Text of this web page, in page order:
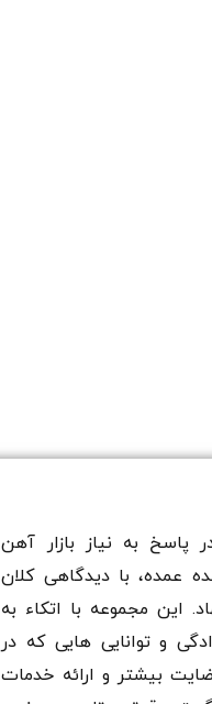
به نیاز بازار آهن‌
عمده، با دیدگاهی کلان
این مجموعه با اتکاء به
و توانایی هایی که در
بیشتر و ارائه خدمات